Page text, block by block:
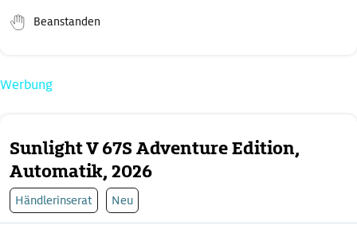
Sunlight V 67S Adventure Edition,
Automatik, 2026
Händlerinserat Neu
Beanstanden
Werbung